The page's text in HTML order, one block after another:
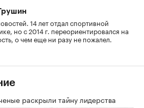
14 лет отдал спортивной
но с 2014 г. переориентировался на
о чем еще ни разу не пожалел.
раскрыли тайну лидерства